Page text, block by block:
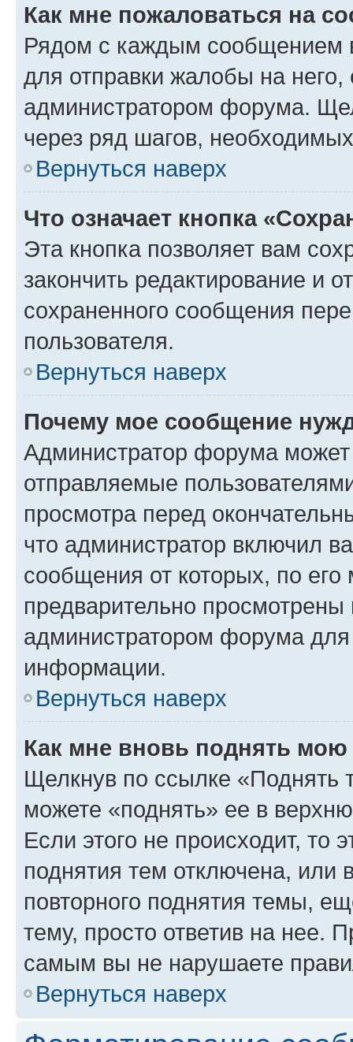
Как мне пожаловаться на
Рядом с каждым сообщением
для отправки жалобы на
администратором форума.
через ряд шагов,
Вернуться наверх
Что означает кнопка
Эта кнопка позволяет вам
закончить редактирование и
сохраненного сообщения
пользователя.
Вернуться наверх
Почему мое сообщение
Администратор форума
отправляемые
просмотра перед
что администратор включил
сообщения от которых, по
предварительно
администратором форума
информации.
Вернуться наверх
Как мне вновь поднять мою
Щелкнув по ссылке «Поднять
можете «поднять» ее в
Если этого не происходит, то
поднятия тем отключена, или
повторного поднятия темы,
тему, просто ответив на нее.
самым вы не нарушаете
Вернуться наверх